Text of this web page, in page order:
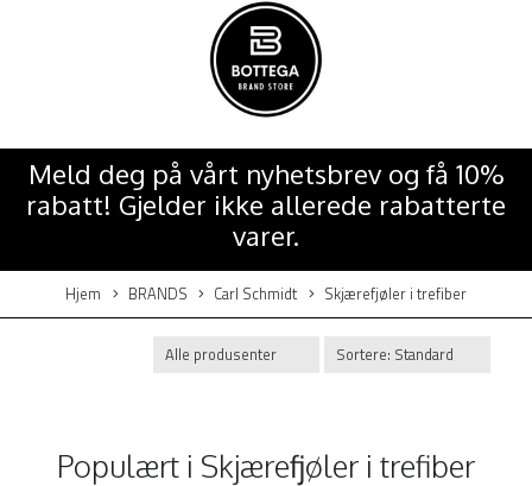
Meld deg på vårt nyhetsbrev og få 10%
rabatt! Gjelder ikke allerede rabatterte
varer.
Hjem BRANDS Carl Schmidt Skjærefjøler i trefiber
Populært i Skjærefjøler i trefiber